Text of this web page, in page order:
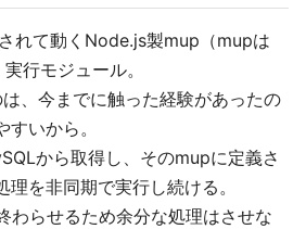
れて動くNode.js製mup（mupは
行モジュール。
、今までに触った経験があったの
いから。
から取得し、そのmupに定義さ
を非同期で実行し続ける。
わらせるため余分な処理はさせな